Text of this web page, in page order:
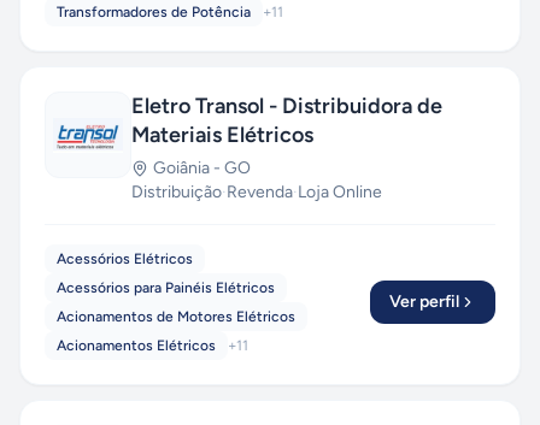
Transformadores de Potência
+11
Eletro Transol - Distribuidora de
Materiais Elétricos
Goiânia - GO
Distribuição·Revenda·Loja Online
Acessórios Elétricos
Acessórios para Painéis Elétricos
Acionamentos de Motores Elétricos
Acionamentos Elétricos
+11
Ver perfil